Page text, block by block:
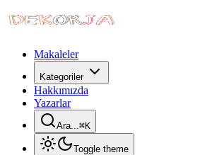
Makaleler
Kategoriler
Hakkımızda
Yazarlar
Ara...⌘K
Toggle theme